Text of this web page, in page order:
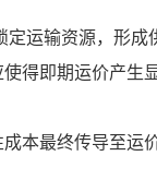
运输资源，形成
得即期运价产生显
本最终传导至运